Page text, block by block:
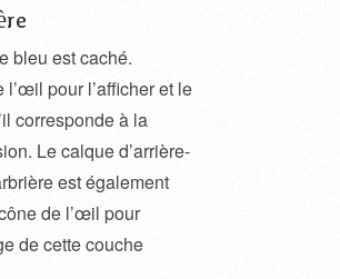
bleu est caché.
l’œil pour l’afficher et le
corresponde à la
Le calque d’arrière-
est également
de l’œil pour
de cette couche